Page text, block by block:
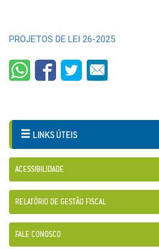
PROJETOS DE LEI 26-2025
LINKS ÚTEIS
ACESSIBILIDADE
RELATÓRIO DE GESTÃO FISCAL
FALE CONOSCO